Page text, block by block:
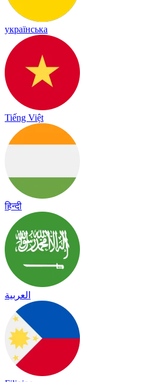
українська
Tiếng Việt
हिन्दी
العربية